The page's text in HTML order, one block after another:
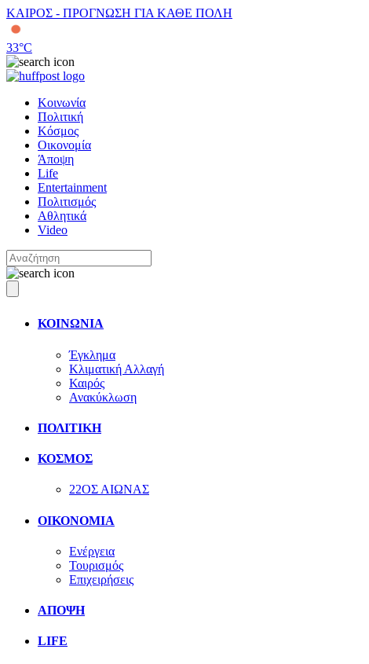
ΚΑΙΡΟΣ - ΠΡΟΓΝΩΣΗ ΓΙΑ ΚΑΘΕ ΠΟΛΗ
33°C
Κοινωνία
Πολιτική
Κόσμος
Οικονομία
Άποψη
Life
Entertainment
Πολιτισμός
Αθλητικά
Video
ΚΟΙΝΩΝΙΑ
Έγκλημα
Κλιματική Αλλαγή
Καιρός
Ανακύκλωση
ΠΟΛΙΤΙΚΗ
ΚΟΣΜΟΣ
22ΟΣ ΑΙΩΝΑΣ
ΟΙΚΟΝΟΜΙΑ
Ενέργεια
Τουρισμός
Επιχειρήσεις
ΑΠΟΨΗ
LIFE